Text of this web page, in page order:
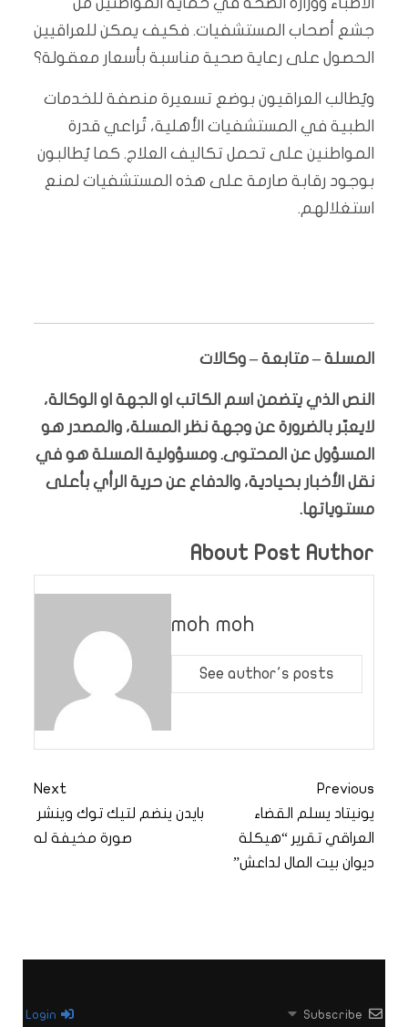
جشع أصحاب المستشفيات. فكيف يمكن للعراقيين
الحصول على رعاية صحية مناسبة بأسعار معقولة؟
ويُطالب العراقيون بوضع تسعيرة منصفة للخدمات
الطبية في المستشفيات الأهلية، تُراعي قدرة
المواطنين على تحمل تكاليف العلاج. كما يُطالبون
بوجود رقابة صارمة على هذه المستشفيات لمنع
استغلالهم.
المسلة – متابعة – وكالات
النص الذي يتضمن اسم الكاتب او الجهة او الوكالة،
لايعبّر بالضرورة عن وجهة نظر المسلة، والمصدر هو
المسؤول عن المحتوى. ومسؤولية المسلة هو في
نقل الأخبار بحيادية، والدفاع عن حرية الرأي بأعلى
مستوياتها.
About Post Author
moh moh
See author's posts
Previous
يونيتاد يسلم القضاء
العراقي تقرير “هيكلة
ديوان بيت المال لداعش”
Next
بايدن ينضم لتيك توك وينشر
صورة مخيفة له
Subscribe